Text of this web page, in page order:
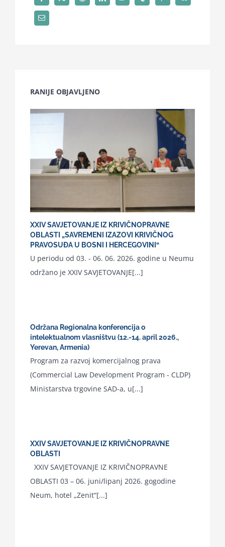
RANIJE OBJAVLJENO
XXIV SAVJETOVANJE IZ KRIVIČNOPRAVNE
OBLASTI „SAVREMENI IZAZOVI KRIVIČNOG
PRAVOSUĐA U BOSNI I HERCEGOVINI“
U periodu od 03. - 06. 06. 2026. godine u Neumu
održano je XXIV SAVJETOVANJE[...]
Održana Regionalna konferencija o
intelektualnom vlasništvu (12.-14. april 2026.,
Yerevan, Armenia)
Program za razvoj komercijalnog prava
(Commercial Law Development Program - CLDP)
Ministarstva trgovine SAD-a, u[...]
XXIV SAVJETOVANJE IZ KRIVIČNOPRAVNE
OBLASTI
XXIV SAVJETOVANJE IZ KRIVIČNOPRAVNE
OBLASTI 03 – 06. juni/lipanj 2026. gogodine
Neum, hotel „Zenit“[...]